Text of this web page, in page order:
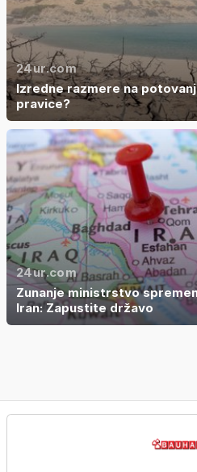
24ur.com
Izredne razmere na
pravice?
24ur.com
Zunanje ministrstvo
Iran: Zapustite državo